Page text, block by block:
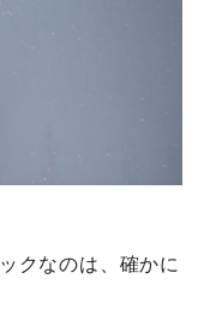
クなのは、確かに